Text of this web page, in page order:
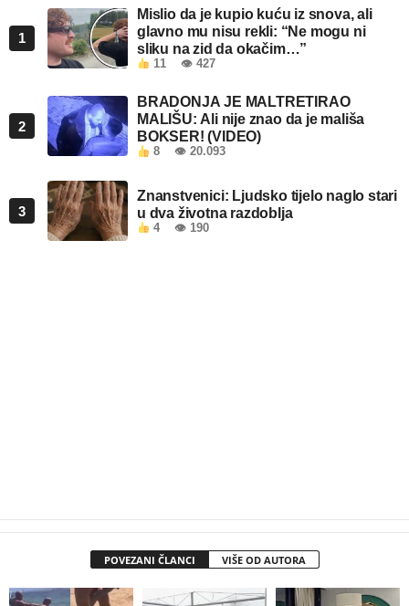
1
Mislio da je kupio kuću iz snova, ali
glavno mu nisu rekli: “Ne mogu ni
sliku na zid da okačim…”
11 👁 427
2
BRADONJA JE MALTRETIRAO
MALIŠU: Ali nije znao da je mališa
BOKSER! (VIDEO)
8 👁 20.093
3
Znanstvenici: Ljudsko tijelo naglo stari
u dva životna razdoblja
4 👁 190
POVEZANI ČLANCI VIŠE OD AUTORA